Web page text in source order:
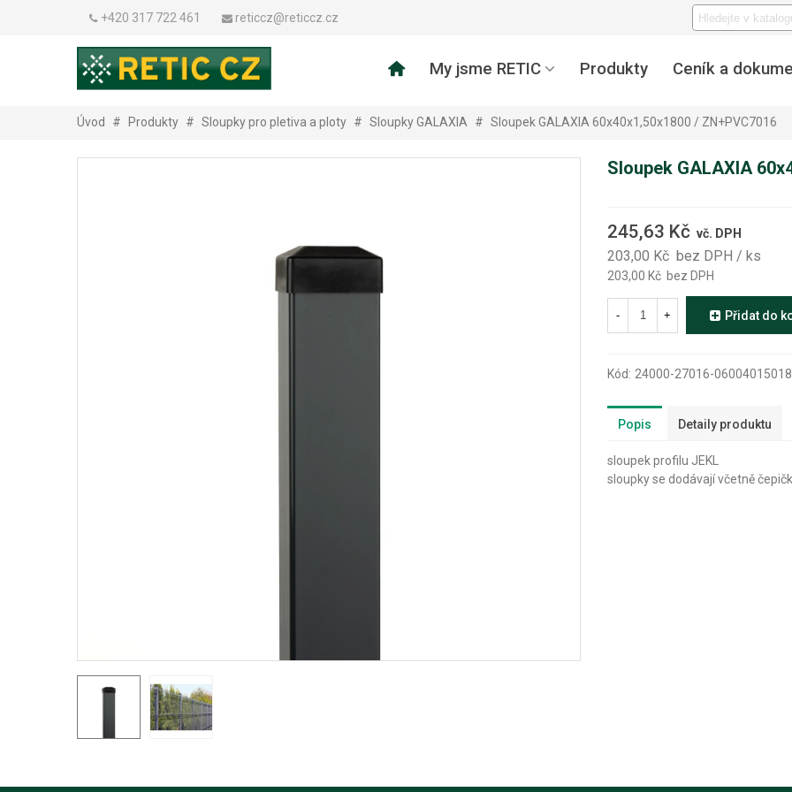
+420 317 722 461 reticcz@reticcz.cz
My jsme RETIC Produkty Ceník a
Úvod # Produkty # Sloupky pro pletiva a ploty # Sloupky GALAXIA # Sloupek GALAXIA 60x40x1,50x1800 / ZN+PVC7016
Sloupek GALAXIA
245,63 Kč vč. DPH
203,00 Kč bez DPH / ks
203,00 Kč bez DPH
- + Přidat do
Kód: 24000-27016-
Popis Detaily produktu
sloupek profilu JEKL
sloupky se dodávají včetně